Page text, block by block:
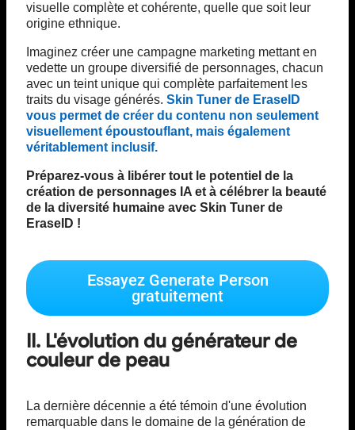
visuelle complète et cohérente, quelle que soit leur
origine ethnique.
Imaginez créer une campagne marketing mettant en
vedette un groupe diversifié de personnages, chacun
avec un teint unique qui complète parfaitement les
traits du visage générés. Skin Tuner de EraseID
vous permet de créer du contenu non seulement
visuellement époustouflant, mais également
véritablement inclusif.
Préparez-vous à libérer tout le potentiel de la
création de personnages IA et à célébrer la beauté
de la diversité humaine avec Skin Tuner de
EraseID !
Essayez Generate Person
gratuitement
II. L'évolution du générateur de
couleur de peau
La dernière décennie a été témoin d'une évolution
remarquable dans le domaine de la génération de